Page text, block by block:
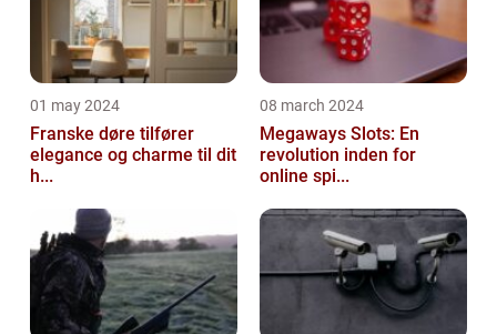
01 may 2024
Franske døre tilfører
elegance og charme til dit
h...
08 march 2024
Megaways Slots: En
revolution inden for
online spi...